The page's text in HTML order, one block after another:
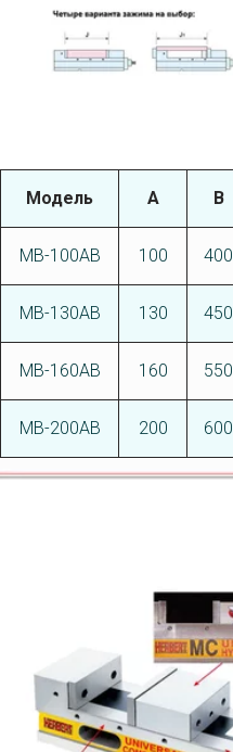
Модель А В
MB-100AB 100 400
MB-130AB 130 450
MB-160AB 160 550
MB-200AB 200 600